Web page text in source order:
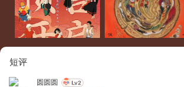
短评
圆圆圆